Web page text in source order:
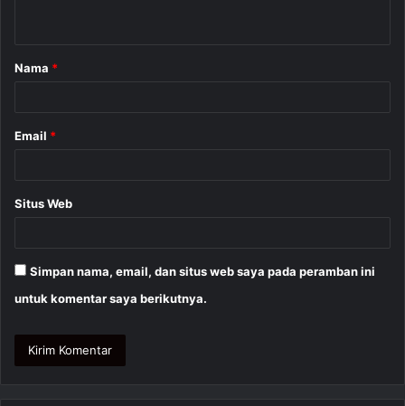
r
Nama *
Email *
Situs Web
Simpan nama, email, dan situs web saya pada peramban ini
untuk komentar saya berikutnya.